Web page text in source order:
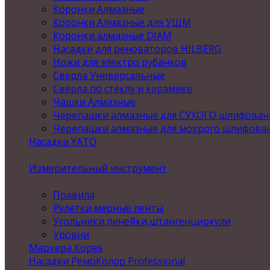
Коронки Алмазные
Коронки Алмазные для УШМ
Коронки алмазные DIAM
Насадки для реноваторов HILBERG
Ножи для электро рубанков
Сверла Универсальные
Сверла по стеклу и керамике
Чашки Алмазные
Черепашки алмазные для СУХОГО
Черепашки алмазные для мокрого
Насадки YATO
Измерительный инструмент
Правила
Рулетки,мерные ленты
Угольники,линейки,штангенциркули
Уровни
Маркера Корея
Насадки РемоКолор Professional